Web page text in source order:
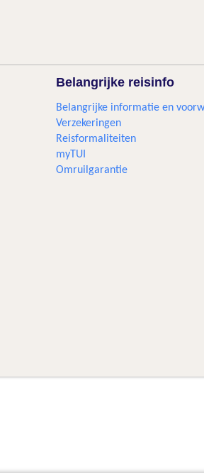
Belangrijke reisinfo
Belangrijke informatie en
Verzekeringen
Reisformaliteiten
myTUI
Omruilgarantie